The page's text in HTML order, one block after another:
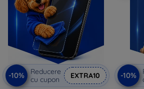
-10%
Reducere
cu cupon
EXTRA10 -10%